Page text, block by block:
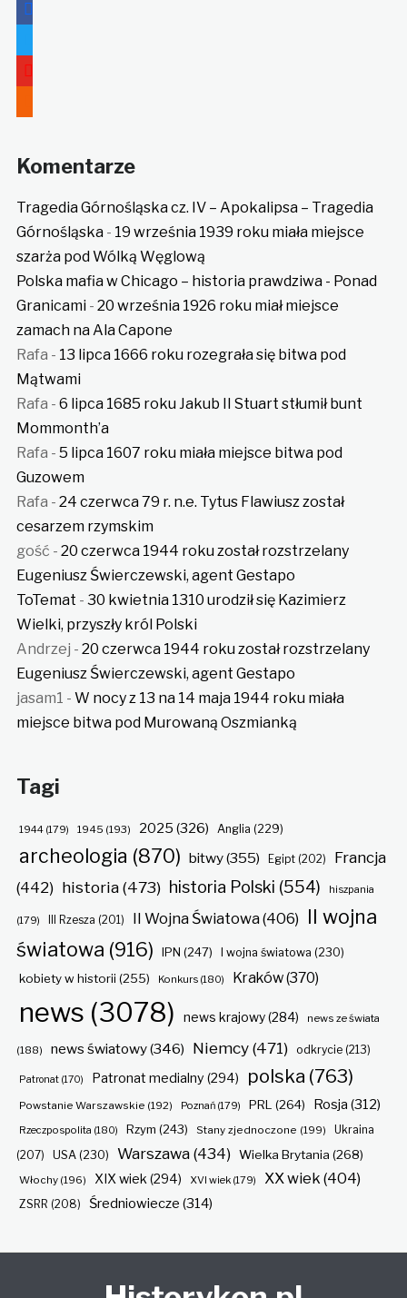
youtube
Komentarze
Tragedia Górnośląska cz. IV – Apokalipsa – Tragedia
Górnośląska- 19 września 1939 roku miała miejsce
szarża pod Wólką Węglową
Polska mafia w Chicago – historia prawdziwa - Ponad
Granicami- 20 września 1926 roku miał miejsce
zamach na Ala Capone
Rafa - 13 lipca 1666 roku rozegrała się bitwa pod
Mątwami
Rafa - 6 lipca 1685 roku Jakub II Stuart stłumił bunt
Mommonth’a
Rafa - 5 lipca 1607 roku miała miejsce bitwa pod
Guzowem
Rafa - 24 czerwca 79 r. n.e. Tytus Flawiusz został
cesarzem rzymskim
gość - 20 czerwca 1944 roku został rozstrzelany
Eugeniusz Świerczewski, agent Gestapo
ToTemat - 30 kwietnia 1310 urodził się Kazimierz
Wielki, przyszły król Polski
Andrzej - 20 czerwca 1944 roku został rozstrzelany
Eugeniusz Świerczewski, agent Gestapo
jasam1 - W nocy z 13 na 14 maja 1944 roku miała
miejsce bitwa pod Murowaną Oszmianką
Tagi
1944(179) 1945 (193) 2025 (326) Anglia (229)
archeologia (870) bitwy(355) Egipt(202)
Francja
(442) historia(473) historia Polski (554) hiszpania
(179) III Rzesza (201) II Wojna Światowa(406) II wojna
światowa (916) IPN (247) I wojna światowa (230)
kobiety w historii (255) Konkurs(180) Kraków(370)
news (3078) news krajowy(284) news ze świata
(188) news światowy(346) Niemcy(471) odkrycie(213)
Patronat(170) Patronat medialny (294) polska (763)
Powstanie Warszawskie (192) Poznań(179) PRL (264) Rosja (312)
Rzeczpospolita (180) Rzym (243) Stany zjednoczone (199)
Ukraina
(207)
USA(230) Warszawa(434) Wielka Brytania (268)
Włochy(196) XIX wiek (294) XVI wiek(179) XX wiek (404)
ZSRR (208) Średniowiecze (314)